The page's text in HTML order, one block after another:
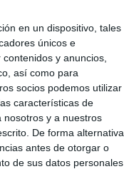
en un dispositivo, tales
únicos e
y anuncios,
así como para
socios podemos utilizar
características de
nosotros y a nuestros
De forma alternativa,
antes de otorgar o
de sus datos personales